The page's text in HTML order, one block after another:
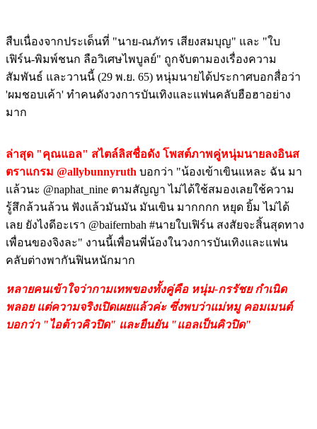
สืบเนื่องจากประเด็นที่ "นาย-ณภัทร เสียงสมบุญ" และ "ใบ
เฟิร์น-พิมพ์ชนก ลือวิเศษไพบูลย์" ถูกจับตามองเรื่องความ
สัมพันธ์ และวานนี้ (29 พ.ย. 65) หนุ่มนายได้ประกาศบอกสื่อว่า
'ผมชอบเค้า' ทำคนดังวงการบันเทิงและแฟนคลับฮือฮาอย่าง
มาก
ล่าสุด "คุณแอล" สไตล์ลิสชื่อดัง โพสต์ภาพคู่หนุ่มนายลงอินส
ตราแกรม @allybunnyruth บอกว่า "น้องเข้าเขินแหละ ฉัน มา
แล้วนะ @naphat_nine ตามสัญญา ไม่ได้ใช้สมองเลยใช้ความ
รู้สึกล้วนล้วน ฟังแล้วมันมัน มันเขิน มากกกก หยุด ยิ้ม ไม่ได้
เลย ยังไงดีอะเรา @baifernbah #นายใบเฟิร์น สงสัยจะสิ้นสุดทาง
เพื่อนของจิงละ" งานนี้เพื่อนพี่น้องในวงการบันเทิงและแฟน
คลับต่างพากันฟินหนักมาก
หลายคนเข้าใจว่ากามเทพของทั้งคู่คือ หนุ่ม-กรรัชย กำเนิด
พลอย แต่ความจริงเปิดเผยแล้วค่ะ ซึ่งพบว่าแม่หมู คอมเมนต์
บอกว่า "ไอต้าวคิวปิด" และยืนยัน "แอลเป็นคิวปิด"